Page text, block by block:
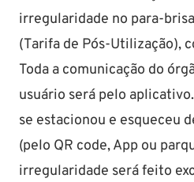
irregularidade no para-
(Tarifa de Pós-Utilização),
Toda a comunicação do
usuário será pelo
se estacionou e esqueceu
(pelo QR code, App ou
irregularidade será feito